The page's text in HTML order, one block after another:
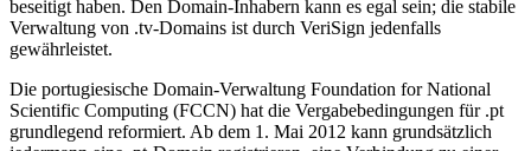
beseitigt haben. Den Domain-Inhabern kann es egal sein; die stabile
Verwaltung von .tv-Domains ist durch VeriSign jedenfalls
gewährleistet.
Die portugiesische Domain-Verwaltung Foundation for National
Scientific Computing (FCCN) hat die Vergabebedingungen für .pt
grundlegend reformiert. Ab dem 1. Mai 2012 kann grundsätzlich